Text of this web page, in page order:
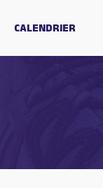
CALENDRIER